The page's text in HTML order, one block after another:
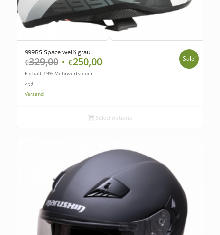
999RS Space weiß grau
€329,00 €250,00
Enthält 19% Mehrwertsteuer
zzgl.
Versand
Sale!
Select options